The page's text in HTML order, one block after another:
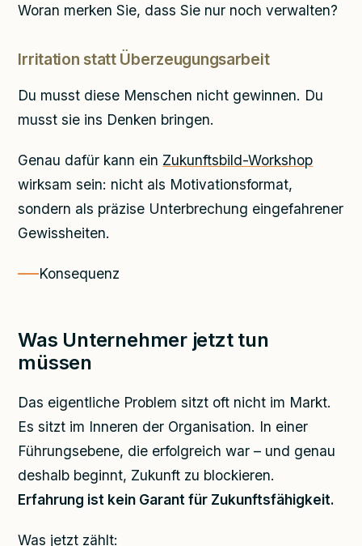
Woran merken Sie, dass Sie nur noch verwalten?
Irritation statt Überzeugungsarbeit
Du musst diese Menschen nicht gewinnen. Du
musst sie ins Denken bringen.
Genau dafür kann ein Zukunftsbild-Workshop
wirksam sein: nicht als Motivationsformat,
sondern als präzise Unterbrechung eingefahrener
Gewissheiten.
Konsequenz
Was Unternehmer jetzt tun
müssen
Das eigentliche Problem sitzt oft nicht im Markt.
Es sitzt im Inneren der Organisation. In einer
Führungsebene, die erfolgreich war – und genau
deshalb beginnt, Zukunft zu blockieren.
Erfahrung ist kein Garant für Zukunftsfähigkeit.
Was jetzt zählt: